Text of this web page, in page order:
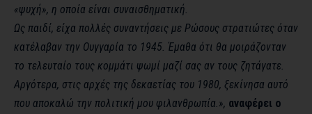
«ψυχή», η οποία είναι συναισθηματική.
Ως παιδί, είχα πολλές συναντήσεις με Ρώσους στρατιώτες όταν
κατέλαβαν την Ουγγαρία το 1945. Έμαθα ότι θα μοιράζονταν
το τελευταίο τους κομμάτι ψωμί μαζί σας αν τους ζητάγατε.
Αργότερα, στις αρχές της δεκαετίας του 1980, ξεκίνησα αυτό
που αποκαλώ την πολιτική μου φιλανθρωπία.», αναφέρει ο